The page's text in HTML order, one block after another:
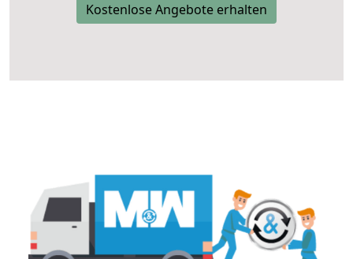
Kostenlose Angebote erhalten